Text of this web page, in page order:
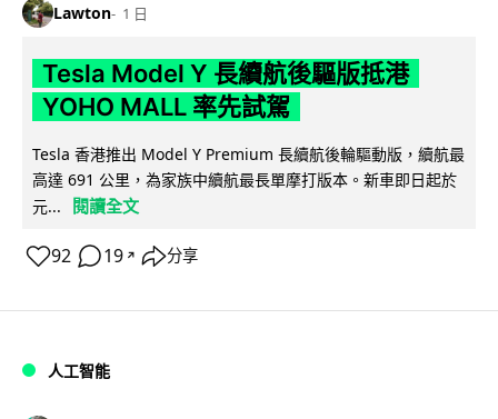
Lawton 1 日
Tesla Model Y 長續航後驅版抵港
YOHO MALL 率先試駕
Tesla 香港推出 Model Y Premium 長續航後輪驅動版，續航最
高達 691 公里，為家族中續航最長單摩打版本。新車即日起於
元...
閱讀全文
92 19 ↗ 分享
人工智能